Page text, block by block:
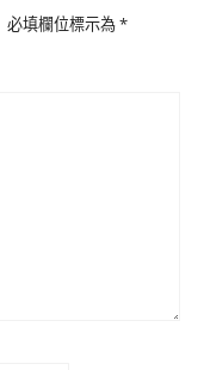
必填欄位標示為*